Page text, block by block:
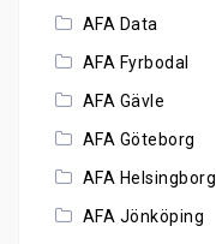
AFA Data
AFA Fyrbodal
AFA Gävle
AFA Göteborg
AFA Helsingborg
AFA Jönköping